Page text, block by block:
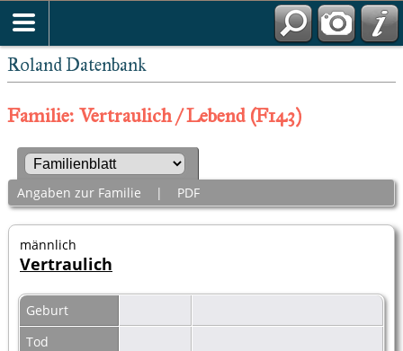
Roland Datenbank
Familie: Vertraulich / Lebend (F143)
Angaben zur Familie | PDF
männlich
Vertraulich
Geburt
Tod